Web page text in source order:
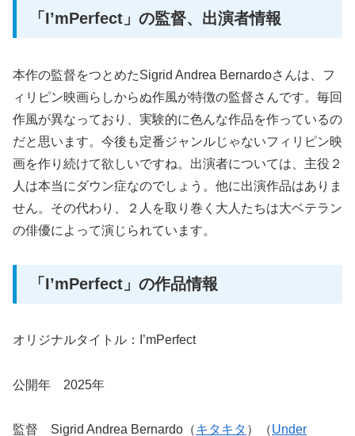
「I’mPerfect」の監督、出演者情報
本作の監督をつとめたSigrid Andrea Bernardoさんは、フ
ィリピン映画らしからぬ作風が特徴の監督さんです。毎回
作風が異なっており、実験的に色んな作品を作っているの
だと思います。今後も定番ジャンルじゃないフィリピン映
画を作り続けて欲しいですね。出演者については、主役２
人は本当にダウン症なのでしょう。他に出演作品はありま
せん。その代わり、２人を取り巻く大人たちは大ベテラン
の俳優によって演じられています。
「I’mPerfect」の作品情報
オリジナルタイトル：I’mPerfect
公開年 2025年
監督 Sigrid Andrea Bernardo（キタキタ ）（Under